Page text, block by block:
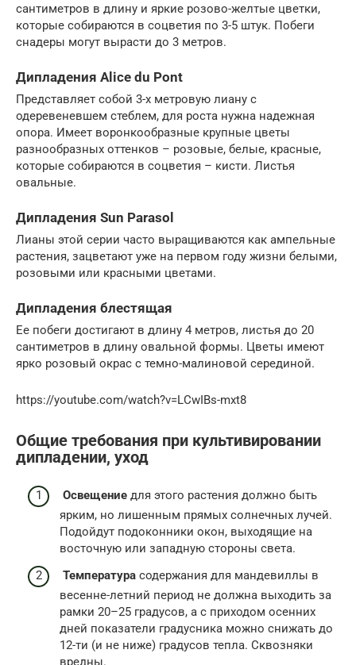
сантиметров в длину и яркие розово-желтые цветки,
которые собираются в соцветия по 3-5 штук. Побеги
снадеры могут вырасти до 3 метров.
Дипладения Alice du Pont
Представляет собой 3-х метровую лиану с
одеревеневшем стеблем, для роста нужна надежная
опора. Имеет воронкообразные крупные цветы
разнообразных оттенков – розовые, белые, красные,
которые собираются в соцветия – кисти. Листья
овальные.
Дипладения Sun Parasol
Лианы этой серии часто выращиваются как ампельные
растения, зацветают уже на первом году жизни белыми,
розовыми или красными цветами.
Дипладения блестящая
Ее побеги достигают в длину 4 метров, листья до 20
сантиметров в длину овальной формы. Цветы имеют
ярко розовый окрас с темно-малиновой серединой.
https://youtube.com/watch?v=LCwIBs-mxt8
Общие требования при культивировании
дипладении, уход
Освещение для этого растения должно быть
ярким, но лишенным прямых солнечных лучей.
Подойдут подоконники окон, выходящие на
восточную или западную стороны света.
Температура содержания для мандевиллы в
весенне-летний период не должна выходить за
рамки 20–25 градусов, а с приходом осенних
дней показатели градусника можно снижать до
12-ти (и не ниже) градусов тепла. Сквозняки
вредны.